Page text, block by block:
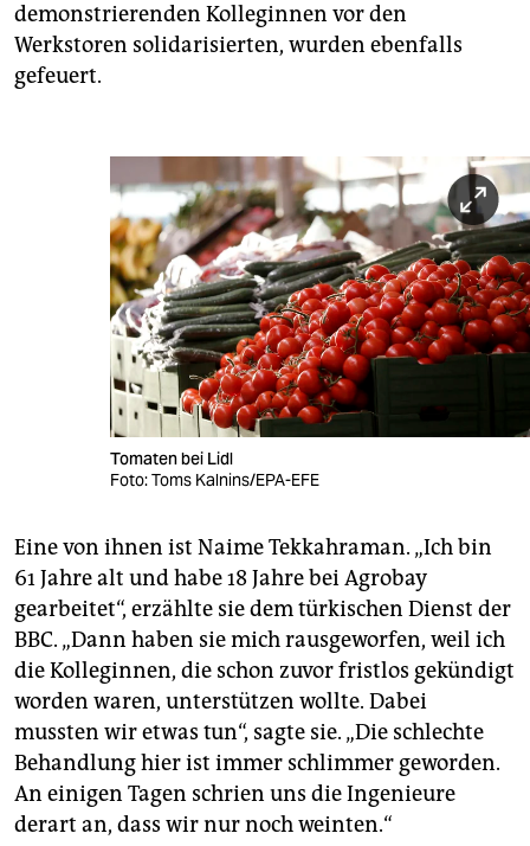
demonstrierenden Kolleginnen vor den
Werkstoren solidarisierten, wurden ebenfalls
gefeuert.
Tomaten bei Lidl
Foto: Toms Kalnins/EPA-EFE
Eine von ihnen ist Naime Tekkahraman. „Ich bin
61 Jahre alt und habe 18 Jahre bei Agrobay
gearbeitet“, erzählte sie dem türkischen Dienst der
BBC. „Dann haben sie mich rausgeworfen, weil ich
die Kolleginnen, die schon zuvor fristlos gekündigt
worden waren, unterstützen wollte. Dabei
mussten wir etwas tun“, sagte sie. „Die schlechte
Behandlung hier ist immer schlimmer geworden.
An einigen Tagen schrien uns die Ingenieure
derart an, dass wir nur noch weinten.“